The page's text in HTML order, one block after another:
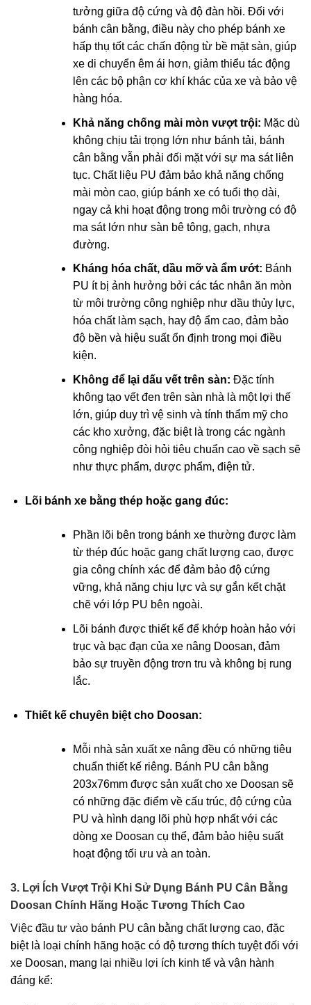
tưởng giữa độ cứng và độ đàn hồi. Đối với
bánh cân bằng, điều này cho phép bánh xe
hấp thụ tốt các chấn động từ bề mặt sàn, giúp
xe di chuyển êm ái hơn, giảm thiểu tác động
lên các bộ phận cơ khí khác của xe và bảo vệ
hàng hóa.
Khả năng chống mài mòn vượt trội: Mặc dù
không chịu tải trọng lớn như bánh tải, bánh
cân bằng vẫn phải đối mặt với sự ma sát liên
tục. Chất liệu PU đảm bảo khả năng chống
mài mòn cao, giúp bánh xe có tuổi thọ dài,
ngay cả khi hoạt động trong môi trường có độ
ma sát lớn như sàn bê tông, gạch, nhựa
đường.
Kháng hóa chất, dầu mỡ và ẩm ướt: Bánh
PU ít bị ảnh hưởng bởi các tác nhân ăn mòn
từ môi trường công nghiệp như dầu thủy lực,
hóa chất làm sạch, hay độ ẩm cao, đảm bảo
độ bền và hiệu suất ổn định trong mọi điều
kiện.
Không để lại dấu vết trên sàn: Đặc tính
không tạo vết đen trên sàn nhà là một lợi thế
lớn, giúp duy trì vệ sinh và tính thẩm mỹ cho
các kho xưởng, đặc biệt là trong các ngành
công nghiệp đòi hỏi tiêu chuẩn cao về sạch sẽ
như thực phẩm, dược phẩm, điện tử.
Lõi bánh xe bằng thép hoặc gang đúc:
Phần lõi bên trong bánh xe thường được làm
từ thép đúc hoặc gang chất lượng cao, được
gia công chính xác để đảm bảo độ cứng
vững, khả năng chịu lực và sự gắn kết chặt
chẽ với lớp PU bên ngoài.
Lõi bánh được thiết kế để khớp hoàn hảo với
trục và bạc đạn của xe nâng Doosan, đảm
bảo sự truyền động trơn tru và không bị rung
lắc.
Thiết kế chuyên biệt cho Doosan:
Mỗi nhà sản xuất xe nâng đều có những tiêu
chuẩn thiết kế riêng. Bánh PU cân bằng
203x76mm được sản xuất cho xe Doosan sẽ
có những đặc điểm về cấu trúc, độ cứng của
PU và hình dạng lõi phù hợp nhất với các
dòng xe Doosan cụ thể, đảm bảo hiệu suất
hoạt động tối ưu và an toàn.
3. Lợi Ích Vượt Trội Khi Sử Dụng Bánh PU Cân Bằng
Doosan Chính Hãng Hoặc Tương Thích Cao
Việc đầu tư vào bánh PU cân bằng chất lượng cao, đặc
biệt là loại chính hãng hoặc có độ tương thích tuyệt đối với
xe Doosan, mang lại nhiều lợi ích kinh tế và vận hành
đáng kể: